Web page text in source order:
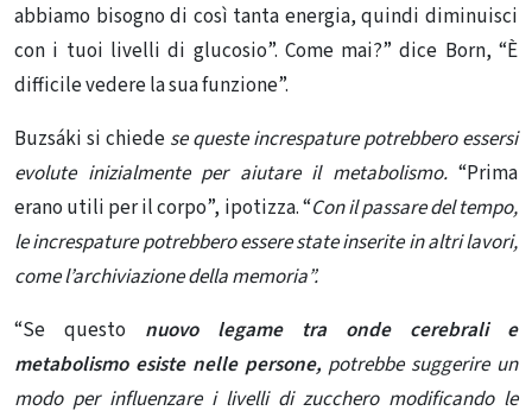
abbiamo bisogno di così tanta energia, quindi diminuisci
con i tuoi livelli di glucosio”. Come mai?” dice Born, “È
difficile vedere la sua funzione”.
Buzsáki si chiede se queste increspature potrebbero essersi
evolute inizialmente per aiutare il metabolismo.“Prima
erano utili per il corpo”, ipotizza. “Con il passare del tempo,
le increspature potrebbero essere state inserite in altri lavori,
come l’archiviazione della memoria”.
“Se questo nuovo legame tra onde cerebrali e
metabolismo esiste nelle persone, potrebbe suggerire un
modo per influenzare i livelli di zucchero modificando le